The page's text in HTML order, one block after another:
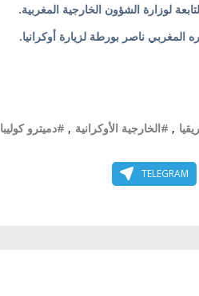
لوزارة الشؤون الخارجية المغربية.
المغربي ناصر بورطة لزيارة أوكرانيا.
, #الخارجية الأوكرانية , #دميترو كوليبا
TELEGRAM